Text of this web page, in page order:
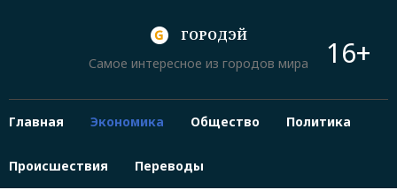
ГОРОДЭЙ
Самое интересное из городов мира
16+
Главная Экономика Общество Политика
Происшествия Переводы